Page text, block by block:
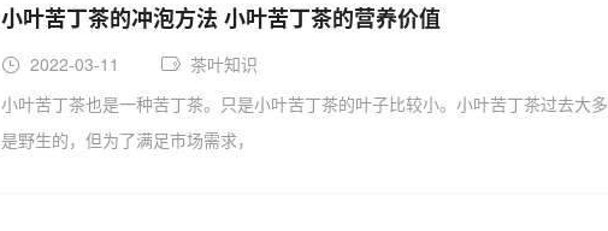
小叶苦丁茶的冲泡方法 小叶苦丁茶的营养价值
2022-03-11
茶叶知识
小叶苦丁茶也是一种苦丁茶。只是小叶苦丁茶的叶子比较小。小叶苦丁茶过去大多
是野生的，但为了满足市场需求，